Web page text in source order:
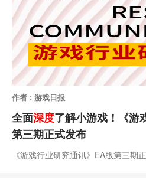
一场闭门直播，就引发行业广泛关注
流分享。关于1.5亿罚没案，你想了
作者 : 游戏日报
全面深度了解小游戏！《游
第三期正式发布
《游戏行业研究通讯》EA版第三期